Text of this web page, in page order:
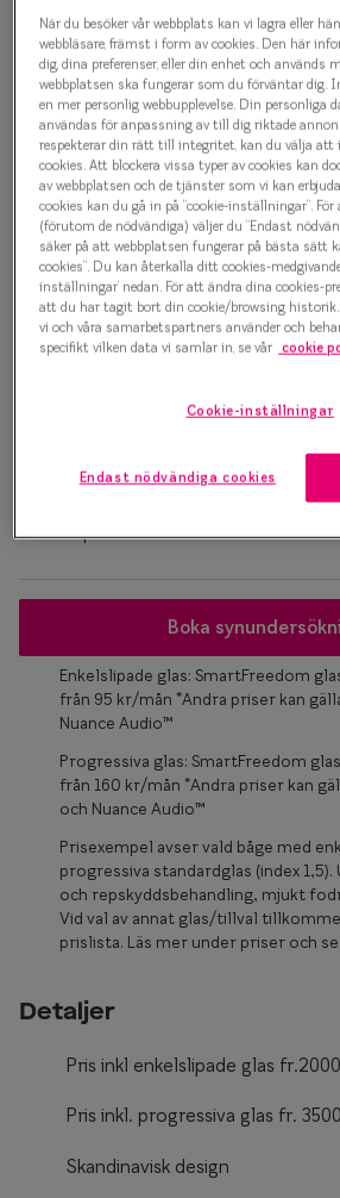
Contemporary Crush
C01 Glasögonbåge
1 500 kr
Välj färg:
Bordeaux
127-137 mm
Osäker på vilken storlek du har? Se
Boka
Enkelslipade glas: SmartFreedom
från 95 kr/mån *Andra priser kan
Nuance Audio™
Progressiva glas: SmartFreedom
från 160 kr/mån *Andra priser kan
och Nuance Audio™
Prisexempel avser vald båge med
progressiva standardglas (index
och repskyddsbehandling, mjukt
Vid val av annat glas/tillval
prislista. Läs mer under priser och
Detaljer
Pris inkl enkelslipade glas
Pris inkl. progressiva glas fr.
Skandinavisk design
När du besöker vår webbplats kan vi lagra eller
webbläsare, främst i form av cookies. Den här
dig, dina preferenser, eller din enhet och används
webbplatsen ska fungerar som du förväntar dig.
en mer personlig webbupplevelse. Din personliga
användas för anpassning av till dig riktade
respekterar din rätt till integritet, kan du välja att
cookies. Att blockera vissa typer av cookies kan
av webbplatsen och de tjänster som vi kan
cookies kan du gå in på ”cookie-inställningar”. För
(förutom de nödvändiga) väljer du ”Endast
säker på att webbplatsen fungerar på bästa sätt
cookies”. Du kan återkalla ditt cookies-
inställningar’ nedan. För att ändra dina cookies-
att du har tagit bort din cookie/browsing
vi och våra samarbetspartners använder och
specifikt vilken data vi samlar in, se vår cookie
Cookie-inställningar
Endast nödvändiga cookies